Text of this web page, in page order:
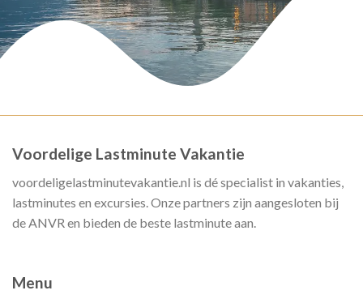
Voordelige Lastminute Vakantie
voordeligelastminutevakantie.nl is dé specialist in vakanties,
lastminutes en excursies. Onze partners zijn aangesloten bij
de ANVR en bieden de beste lastminute aan.
Menu